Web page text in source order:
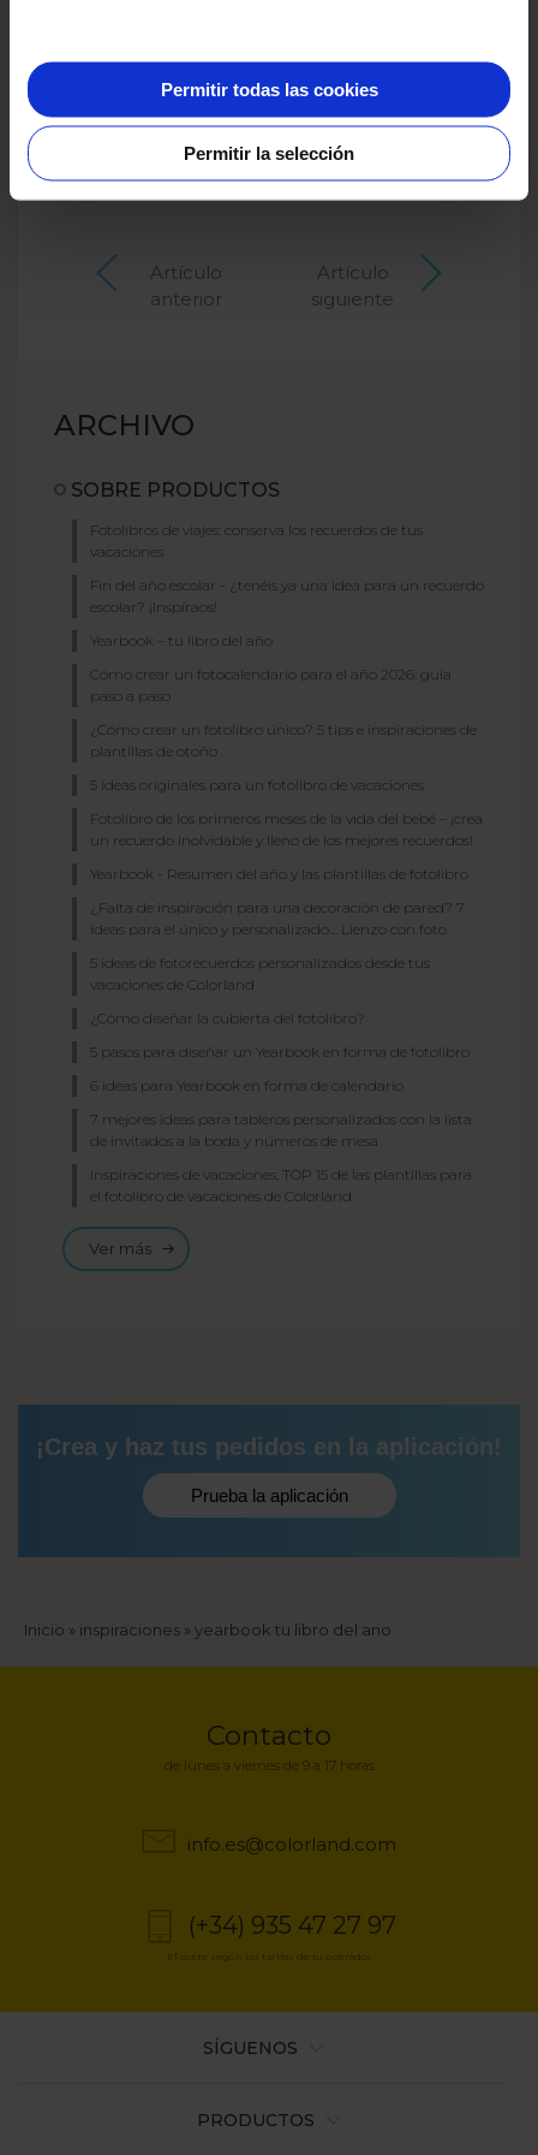
Permitir todas las cookies
Permitir la selección
También habrá ideas para crear un Yearbook
temático y consejos sobre cómo diseñarlo.
Síguenos enFacebooko suscríbete a nuestro
para no perder ninguna novedad.
Artículo
anterior
Artículo
siguiente
ARCHIVO
SOBRE PRODUCTOS
Fotolibros de viajes: conserva los recuerdos de tus
vacaciones
Fin del año escolar - ¿tenéis ya una idea para un recuerdo
escolar? ¡Inspíraos!
Yearbook – tu libro del año
Cómo crear un fotocalendario para el año 2026: guía
paso a paso
¿Cómo crear un fotolibro único? 5 tips e inspiraciones de
plantillas de otoño
5 ideas originales para un fotolibro de vacaciones
Fotolibro de los primeros meses de la vida del bebé – ¡crea
un recuerdo inolvidable y lleno de los mejores recuerdos!
Yearbook - Resumen del año y las plantillas de fotolibro
¿Falta de inspiración para una decoración de pared? 7
ideas para el único y personalizado… Lienzo con foto
5 ideas de fotorecuerdos personalizados desde tus
vacaciones de Colorland
¿Cómo diseñar la cubierta del fotolibro?
5 pasos para diseñar un Yearbook en forma de fotolibro
6 ideas para Yearbook en forma de calendario
7 mejores ideas para tableros personalizados con la lista
de invitados a la boda y números de mesa
Inspiraciones de vacaciones, TOP 15 de las plantillas para
el fotolibro de vacaciones de Colorland
Ver más
¡Crea y haz tus pedidos en la aplicación!
Prueba la aplicación
Sobrescribir
navegación
Inicio inspiraciones yearbook tu libro del ano
Contacto
de lunes a viernes de 9 a 17 horas
info.es@colorland.com
(+34) 935 47 27 97
El coste según las tarifas de tu operador
PRODUCTOS
SÍGUENOS